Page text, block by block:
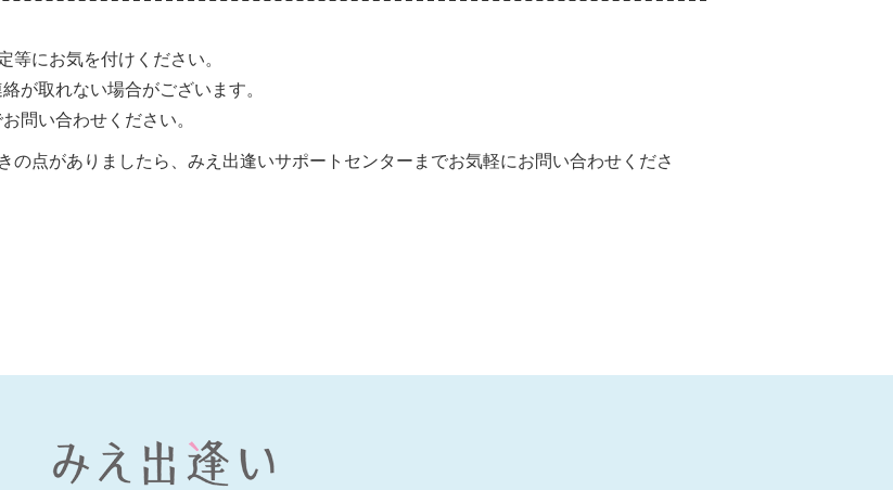
にお気を付けください。
が取れない場合がございます。
問い合わせください。
の点がありましたら、みえ出逢いサポートセンターまでお気軽にお問い合わせくださ